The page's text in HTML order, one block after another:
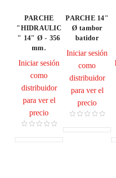
PARCHE
"HIDRAULIC
" 14" Ø - 356
mm.
Iniciar sesión
como
distribuidor
para ver el
precio
PARCHE 14"
Ø tambor
batidor
Iniciar sesión
como
distribuidor
para ver el
precio